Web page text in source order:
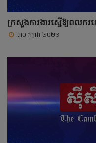
ក្រសួងការងារស្នើឱ្យពលក
៣០ កក្កដា ២០២១